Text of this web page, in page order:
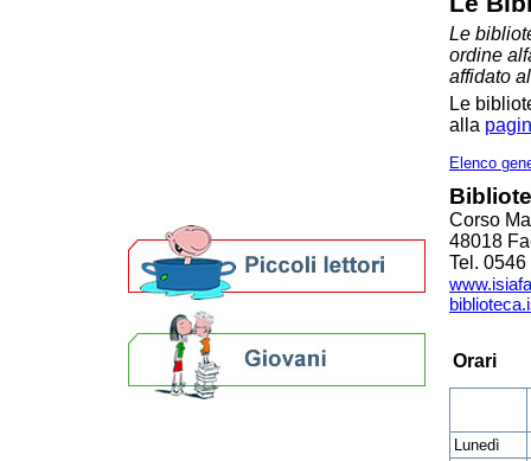
Le
ordine
affidato
Le
alla
Elenco
Corso
48018
Tel.
Orari
Lunedì